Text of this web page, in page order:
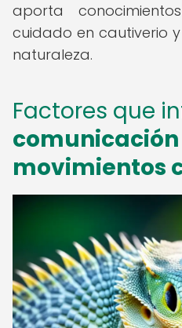
aporta
cuidado en cautiverio
naturaleza.
Factores que
movimientos